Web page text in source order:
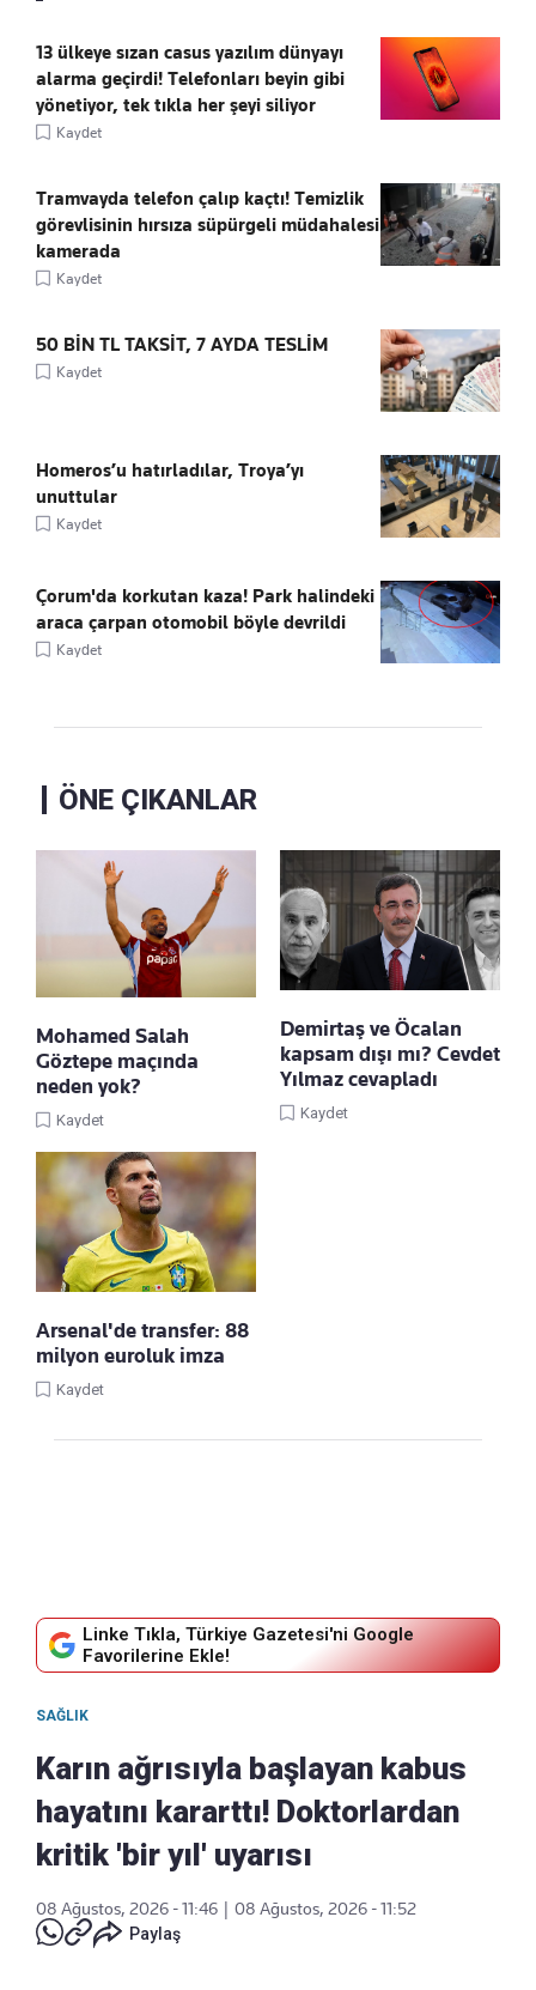
13 ülkeye sızan casus yazılım dünyayı
alarma geçirdi! Telefonları beyin gibi
yönetiyor, tek tıkla her şeyi siliyor
Kaydet
Tramvayda telefon çalıp kaçtı! Temizlik
görevlisinin hırsıza süpürgeli müdahalesi
kamerada
Kaydet
50 BİN TL TAKSİT, 7 AYDA TESLİM
Kaydet
Homeros’u hatırladılar, Troya’yı
unuttular
Kaydet
Çorum'da korkutan kaza! Park halindeki
araca çarpan otomobil böyle devrildi
Kaydet
ÖNE ÇIKANLAR
Mohamed Salah
Göztepe maçında
neden yok?
Kaydet
Demirtaş ve Öcalan
kapsam dışı mı? Cevdet
Yılmaz cevapladı
Kaydet
Arsenal'de transfer: 88
milyon euroluk imza
Kaydet
Linke Tıkla, Türkiye Gazetesi'ni Google
Favorilerine Ekle!
SAĞLIK
Karın ağrısıyla başlayan kabus
hayatını kararttı! Doktorlardan
kritik 'bir yıl' uyarısı
08 Ağustos, 2026 - 11:46 | 08 Ağustos, 2026 - 11:52
Paylaş